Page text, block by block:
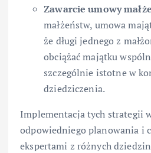
Zawarcie umowy
małżeństw, umowa
że długi jednego z
obciążać majątku
szczególnie istotne w
dziedziczenia.
Implementacja tych strategii
odpowiedniego planowania i
ekspertami z różnych